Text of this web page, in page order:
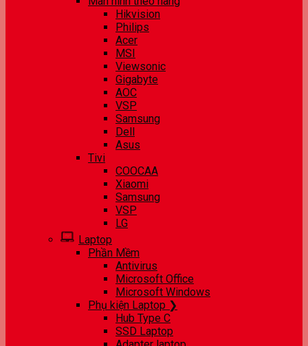
Hikvision
Philips
Acer
MSI
Viewsonic
Gigabyte
AOC
VSP
Samsung
Dell
Asus
Tivi
COOCAA
Xiaomi
Samsung
VSP
LG
Laptop
Phần Mềm
Antivirus
Microsoft Office
Microsoft Windows
Phụ kiện Laptop ❯
Hub Type C
SSD Laptop